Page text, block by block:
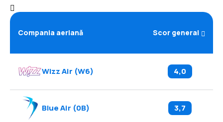
Compania aeriană Scor general
Wizz Air (W6) 4,0
Blue Air (0B) 3,7